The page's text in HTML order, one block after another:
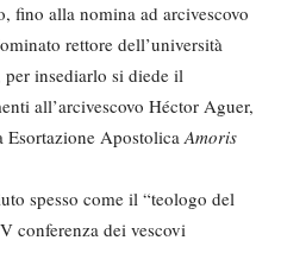
fino alla nomina ad arcivescovo
rettore dell’università
insediarlo si diede il
all’arcivescovo Héctor Aguer,
Esortazione ApostolicaAmoris
spesso come il “teologo del
conferenza dei vescovi